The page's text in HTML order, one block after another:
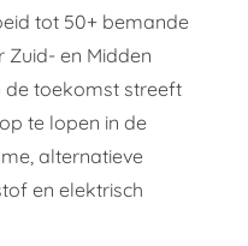
tot 50+ bemande
en Midden
de toekomst streeft
te lopen in de
alternatieve
en elektrisch